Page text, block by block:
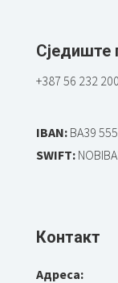
Сједиште
+387 56 232 200
IBAN:BA39
SWIFT:
Контакт
Адреса: